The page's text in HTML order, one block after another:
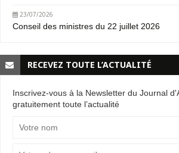
23/07/2026
Conseil des ministres du 22 juillet 2026
RECEVEZ TOUTE L’ACTUALITÉ
Inscrivez-vous à la Newsletter du Journal
gratuitement toute l’actualité